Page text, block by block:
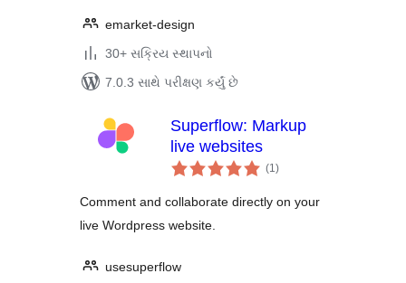
emarket-design
30+ સક્રિય સ્થાપનો
7.0.3 સાથે પરીક્ષણ કર્યું છે
Superflow: Markup
live websites
(1કુલ
રેટિંગ્સ
)
Comment and collaborate directly on your
live Wordpress website.
usesuperflow